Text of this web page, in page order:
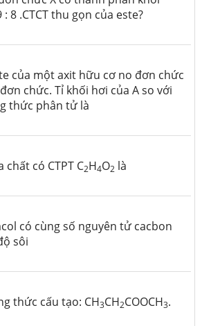
: 8 .CTCT thu gọn của este?
của một axit hữu cơ no đơn chức
chức. Tỉ khối hơi của A so với
thức phân tử là
có CTPT C2H4O2 là
có cùng số nguyên tử cacbon
sôi
thức cấu tạo: CH3CH2COOCH3.